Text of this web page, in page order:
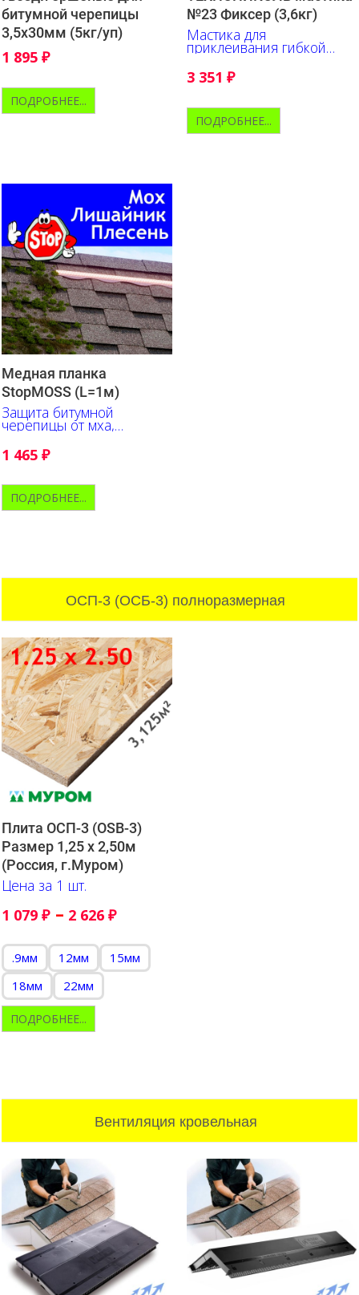
битумной черепицы
3,5х30мм (5кг/уп)
1 895 ₽
ПОДРОБНЕЕ...
№23 Фиксер (3,6кг)
Мастика для
приклеивания гибкой
черепицы
3 351 ₽
ПОДРОБНЕЕ...
Медная планка
StopMOSS (L=1м)
Защита битумной
черепицы от мха,
лишайника, плесени
1 465 ₽
ПОДРОБНЕЕ...
ОСП-3 (ОСБ-3) полноразмерная
Плита ОСП-3 (OSB-3)
Размер 1,25 х 2,50м
(Россия, г.Муром)
Цена за 1 шт.
1 079 ₽ – 2 626 ₽
.9мм 12мм
15мм
18мм
22мм
ПОДРОБНЕЕ...
Вентиляция кровельная